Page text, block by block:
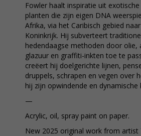
Fowler haalt inspiratie uit
planten die zijn eigen DNA
Afrika, via het Caribisch gebied
Koninkrijk. Hij subverteert
hedendaagse methoden door olie,
glazuur en graffiti-inkten toe te
creëert hij doelgerichte lijnen,
druppels, schrapen en vegen over
hij zijn opwindende en dynamische
—
Acrylic, oil, spray paint on paper.
New 2025 original work from artist